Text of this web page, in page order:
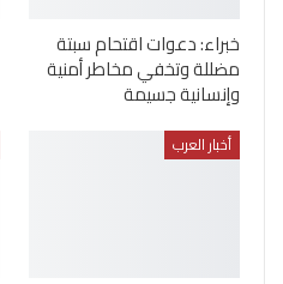
خبراء: دعوات اقتحام سبتة
مضللة وتخفي مخاطر أمنية
وإنسانية جسيمة
أخبار العرب